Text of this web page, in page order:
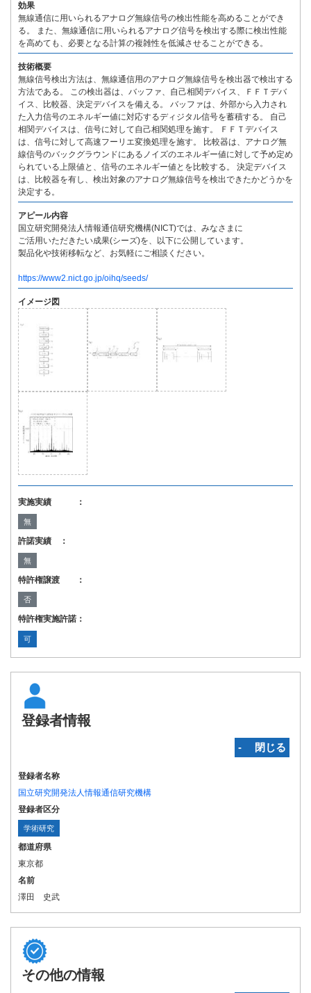
効果
無線通信に用いられるアナログ無線信号の検出性能を高めることができ
る。 また、無線通信に用いられるアナログ信号を検出する際に検出性能
を高めても、必要となる計算の複雑性を低減させることができる。
技術概要
無線信号検出方法は、無線通信用のアナログ無線信号を検出器で検出する
方法である。 この検出器は、バッファ、自己相関デバイス、ＦＦＴデバ
イス、比較器、決定デバイスを備える。 バッファは、外部から入力され
た入力信号のエネルギー値に対応するディジタル信号を蓄積する。 自己
相関デバイスは、信号に対して自己相関処理を施す。 ＦＦＴデバイス
は、信号に対して高速フーリエ変換処理を施す。 比較器は、アナログ無
線信号のバックグラウンドにあるノイズのエネルギー値に対して予め定め
られている上限値と、信号のエネルギー値とを比較する。 決定デバイス
は、比較器を有し、検出対象のアナログ無線信号を検出できたかどうかを
決定する。
アピール内容
国立研究開発法人情報通信研究機構(NICT)では、みなさまに
ご活用いただきたい成果(シーズ)を、以下に公開しています。
製品化や技術移転など、お気軽にご相談ください。
https://www2.nict.go.jp/oihq/seeds/
イメージ図
実施実績 ：
無
許諾実績 ：
無
特許権譲渡 ：
否
特許権実施許諾：
可
登録者情報
‐ 閉じる
登録者名称
国立研究開発法人情報通信研究機構
登録者区分
学術研究
都道府県
東京都
名前
澤田 史武
その他の情報